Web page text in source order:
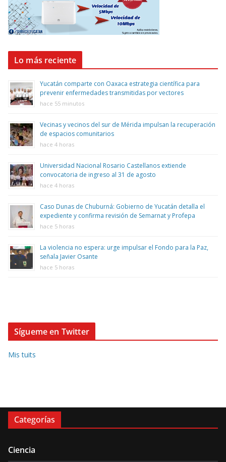
Lo más reciente
Yucatán comparte con Oaxaca estrategia científica para
prevenir enfermedades transmitidas por vectores
hace 55 minutos
Vecinas y vecinos del sur de Mérida impulsan la recuperación
de espacios comunitarios
hace 4 horas
Universidad Nacional Rosario Castellanos extiende
convocatoria de ingreso al 31 de agosto
hace 4 horas
Caso Dunas de Chuburná: Gobierno de Yucatán detalla el
expediente y confirma revisión de Semarnat y Profepa
hace 5 horas
La violencia no espera: urge impulsar el Fondo para la Paz,
señala Javier Osante
hace 5 horas
Sígueme en Twitter
Mis tuits
Categorías
Ciencia